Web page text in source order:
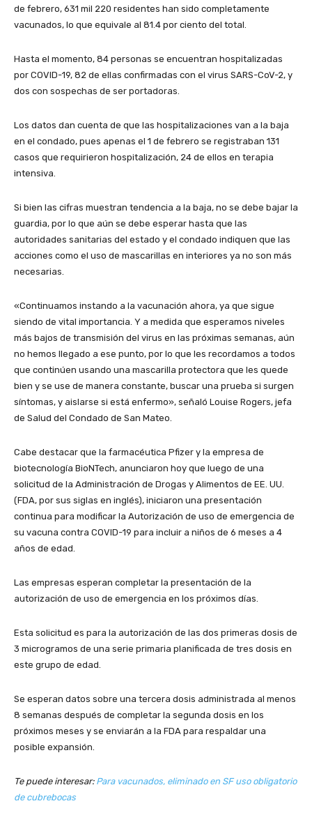
de febrero, 631 mil 220 residentes han sido completamente
vacunados, lo que equivale al 81.4 por ciento del total.
Hasta el momento, 84 personas se encuentran hospitalizadas
por COVID-19, 82 de ellas confirmadas con el virus SARS-CoV-2, y
dos con sospechas de ser portadoras.
Los datos dan cuenta de que las hospitalizaciones van a la baja
en el condado, pues apenas el 1 de febrero se registraban 131
casos que requirieron hospitalización, 24 de ellos en terapia
intensiva.
Si bien las cifras muestran tendencia a la baja, no se debe bajar la
guardia, por lo que aún se debe esperar hasta que las
autoridades sanitarias del estado y el condado indiquen que las
acciones como el uso de mascarillas en interiores ya no son más
necesarias.
«Continuamos instando a la vacunación ahora, ya que sigue
siendo de vital importancia. Y a medida que esperamos niveles
más bajos de transmisión del virus en las próximas semanas, aún
no hemos llegado a ese punto, por lo que les recordamos a todos
que continúen usando una mascarilla protectora que les quede
bien y se use de manera constante, buscar una prueba si surgen
síntomas, y aislarse si está enfermo», señaló Louise Rogers, jefa
de Salud del Condado de San Mateo.
Cabe destacar que la farmacéutica Pfizer y la empresa de
biotecnología BioNTech, anunciaron hoy que luego de una
solicitud de la Administración de Drogas y Alimentos de EE. UU.
(FDA, por sus siglas en inglés), iniciaron una presentación
continua para modificar la Autorización de uso de emergencia de
su vacuna contra COVID-19 para incluir a niños de 6 meses a 4
años de edad.
Las empresas esperan completar la presentación de la
autorización de uso de emergencia en los próximos días.
Esta solicitud es para la autorización de las dos primeras dosis de
3 microgramos de una serie primaria planificada de tres dosis en
este grupo de edad.
Se esperan datos sobre una tercera dosis administrada al menos
8 semanas después de completar la segunda dosis en los
próximos meses y se enviarán a la FDA para respaldar una
posible expansión.
Te puede interesar: Para vacunados, eliminado en SF uso obligatorio
de cubrebocas